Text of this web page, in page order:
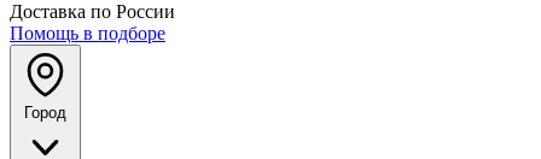
Доставка по России
Помощь в подборе
Город